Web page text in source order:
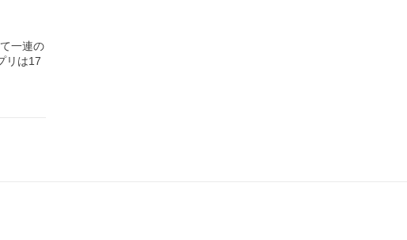
一連の
リは17